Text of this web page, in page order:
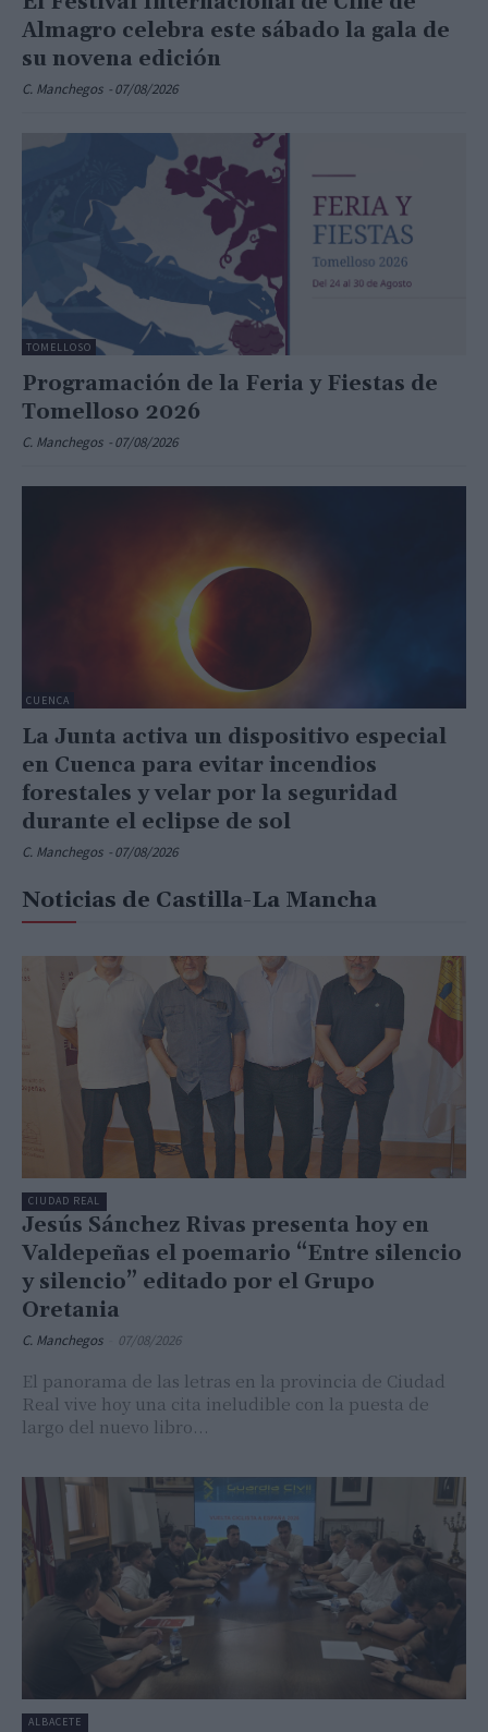
Almagro celebra este sábado la gala de
su novena edición
C. Manchegos -07/08/2026
TOMELLOSO
Programación de la Feria y Fiestas de
Tomelloso 2026
C. Manchegos -07/08/2026
CUENCA
La Junta activa un dispositivo especial
en Cuenca para evitar incendios
forestales y velar por la seguridad
durante el eclipse de sol
C. Manchegos -07/08/2026
Noticias de Castilla-La Mancha
CIUDAD REAL
Jesús Sánchez Rivas presenta hoy en
Valdepeñas el poemario “Entre silencio
y silencio” editado por el Grupo
Oretania
C. Manchegos 07/08/2026
El panorama de las letras en la provincia de Ciudad
Real vive hoy una cita ineludible con la puesta de
largo del nuevo libro...
ALBACETE